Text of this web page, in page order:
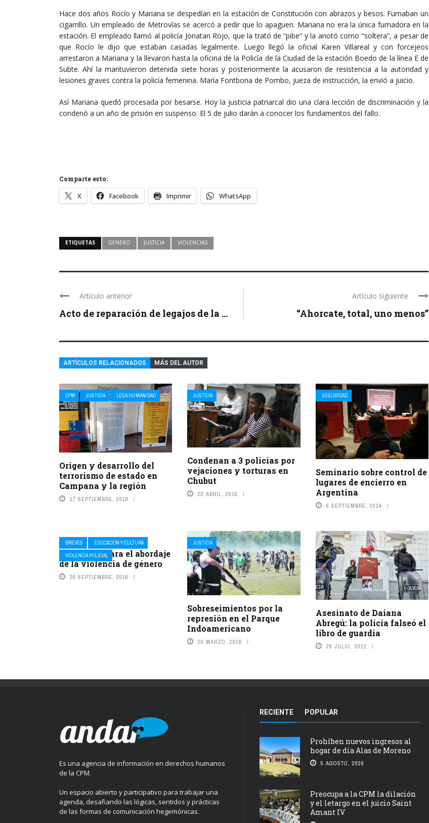
Hace dos años Rocío y Mariana se despedían en la estación de Constitución con abrazos y besos. Fumaban un
cigarrillo. Un empleado de Metrovías se acercó a pedir que lo apaguen. Mariana no era la única fumadora en la
estación. El empleado llamó al policía Jonatan Rojo, que la trató de “pibe” y la anotó como “soltera”, a pesar de
que Rocío le dijo que estaban casadas legalmente. Luego llegó la oficial Karen Villareal y con forcejeos
arrestaron a Mariana y la llevaron hasta la oficina de la Policía de la Ciudad de la estación Boedo de la línea E de
Subte. Ahí la mantuvieron detenida siete horas y posteriormente la acusaron de resistencia a la autoridad y
lesiones graves contra la policía femenina. María Fontbona de Pombo, jueza de instrucción, la envió a juicio.
Así Mariana quedó procesada por besarse. Hoy la justicia patriarcal dio una clara lección de discriminación y la
condenó a un año de prisión en suspenso. El 5 de julio darán a conocer los fundamentos del fallo.
Comparte esto:
X Facebook Imprimir WhatsApp
ETIQUETAS GENERO JUSTICIA VIOLENCIAS
Artículo anterior
Acto de reparación de legajos de la ...
Artículo siguiente
“Ahorcate, total, uno menos”
ARTÍCULOS RELACIONADOS MÁS DEL AUTOR
CPM JUSTICIA LESA HUMANIDAD
Origen y desarrollo del
terrorismo de estado en
Campana y la región
17 SEPTIEMBRE, 2018
JUSTICIA
Condenan a 3 policías por
vejaciones y torturas en
Chubut
22 ABRIL, 2016
SEGURIDAD
Seminario sobre control de
lugares de encierro en
Argentina
6 SEPTIEMBRE, 2014
BREVES
EDUCACIÓN Y CULTURA
VIOLENCIA POLICIAL
Seminario para el abordaje
de la violencia de género
26 SEPTIEMBRE, 2016
JUSTICIA
Sobreseimientos por la
represión en el Parque
Indoamericano
20 MARZO, 2018
Asesinato de Daiana
Abregú: la policía falseó el
libro de guardia
28 JULIO, 2022
Es una agencia de información en derechos humanos
de la CPM.
Un espacio abierto y participativo para trabajar una
agenda, desafiando las lógicas, sentidos y prácticas
de las formas de comunicación hegemónicas.
RECIENTE POPULAR
Prohíben nuevos ingresos al
hogar de día Alas de Moreno
5 AGOSTO, 2026
Preocupa a la CPM la dilación
y el letargo en el juicio Saint
Amant IV